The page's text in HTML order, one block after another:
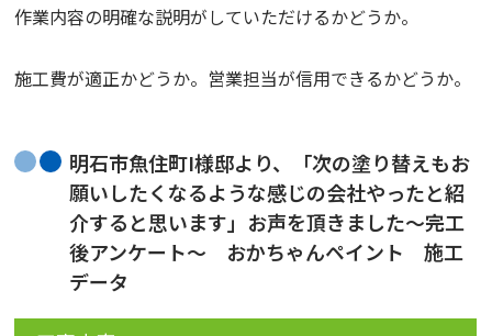
作業内容の明確な説明がしていただけるかどうか。
施工費が適正かどうか。営業担当が信用できるかどうか。
明石市魚住町I様邸より、「次の塗り替えもお
願いしたくなるような感じの会社やったと紹
介すると思います」お声を頂きました～完工
後アンケート～ おかちゃんペイント 施工
データ